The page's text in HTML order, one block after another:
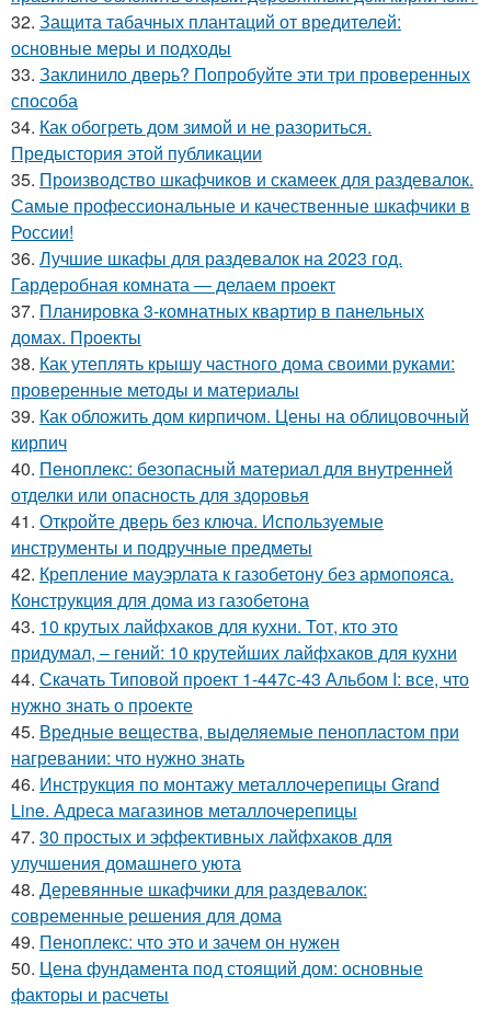
32. Защита табачных плантаций от вредителей:
основные меры и подходы
33. Заклинило дверь? Попробуйте эти три проверенных
способа
34. Как обогреть дом зимой и не разориться.
Предыстория этой публикации
35. Производство шкафчиков и скамеек для раздевалок.
Самые профессиональные и качественные шкафчики в
России!
36. Лучшие шкафы для раздевалок на 2023 год.
Гардеробная комната — делаем проект
37. Планировка 3-комнатных квартир в панельных
домах. Проекты
38. Как утеплять крышу частного дома своими руками:
проверенные методы и материалы
39. Как обложить дом кирпичом. Цены на облицовочный
кирпич
40. Пеноплекс: безопасный материал для внутренней
отделки или опасность для здоровья
41. Откройте дверь без ключа. Используемые
инструменты и подручные предметы
42. Крепление мауэрлата к газобетону без армопояса.
Конструкция для дома из газобетона
43. 10 крутых лайфхаков для кухни. Тот, кто это
придумал, – гений: 10 крутейших лайфхаков для кухни
44. Скачать Типовой проект 1-447с-43 Альбом I: все, что
нужно знать о проекте
45. Вредные вещества, выделяемые пенопластом при
нагревании: что нужно знать
46. Инструкция по монтажу металлочерепицы Grand
Line. Адреса магазинов металлочерепицы
47. 30 простых и эффективных лайфхаков для
улучшения домашнего уюта
48. Деревянные шкафчики для раздевалок:
современные решения для дома
49. Пеноплекс: что это и зачем он нужен
50. Цена фундамента под стоящий дом: основные
факторы и расчеты